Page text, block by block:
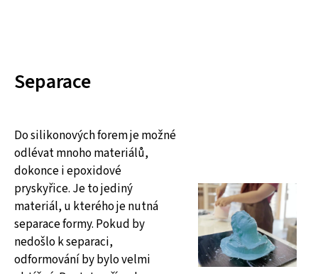
Separace
Do silikonových forem je možné
odlévat mnoho materiálů,
dokonce i epoxidové
pryskyřice. Je to jediný
materiál, u kterého je nutná
separace formy. Pokud by
nedošlo k separaci,
odformování by bylo velmi